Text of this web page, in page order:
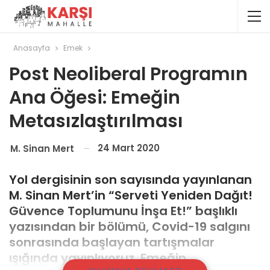
Anasayfa Emek
Post Neoliberal Programın
Ana Öğesi: Emeğin
Metasızlaştırılması
M. Sinan Mert 24 Mart 2020
Yol dergisinin son sayısında yayınlanan
M. Sinan Mert’in “Serveti Yeniden Dağıt!
Güvence Toplumunu İnşa Et!” başlıklı
yazısından bir bölümü, Covid-19 salgını
sonrasında başlayan tartışmalar
ışığında yayınlıyoruz. Emeğin